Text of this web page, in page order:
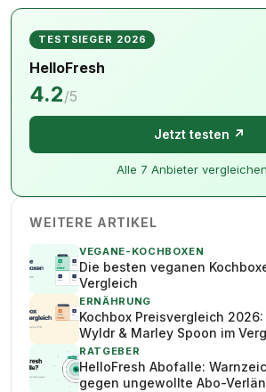
TESTSIEGER 2026
HelloFresh
4.2/5
Jetzt testen ↗
Alle 7 Anbieter
WEITERE ARTIKEL
VEGANE-KOCHBOXEN
Die besten veganen
Vergleich
ERNÄHRUNG
Kochbox Preisvergleich 2026:
Wyldr & Marley Spoon im
RATGEBER
HelloFresh Abofalle:
gegen ungewollte Abo-